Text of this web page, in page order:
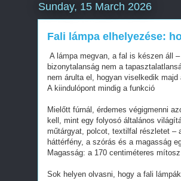
Sunday, 15 March 2026
Fali lámpa elhelyezése:
A lámpa megvan, a fal is készen áll
bizonytalanság nem a
nem árulta el, hogyan viselkedik majd
A kiindulópont mindig a funkció
Mielőtt fúrnál, érdemes végigmenni
kell, mint egy folyosó általános
műtárgyat, polcot, textilfal részletet –
háttérfény, a szórás és a magasság
Magasság: a 170 centiméteres mítosz
Sok helyen olvasni, hogy a fali